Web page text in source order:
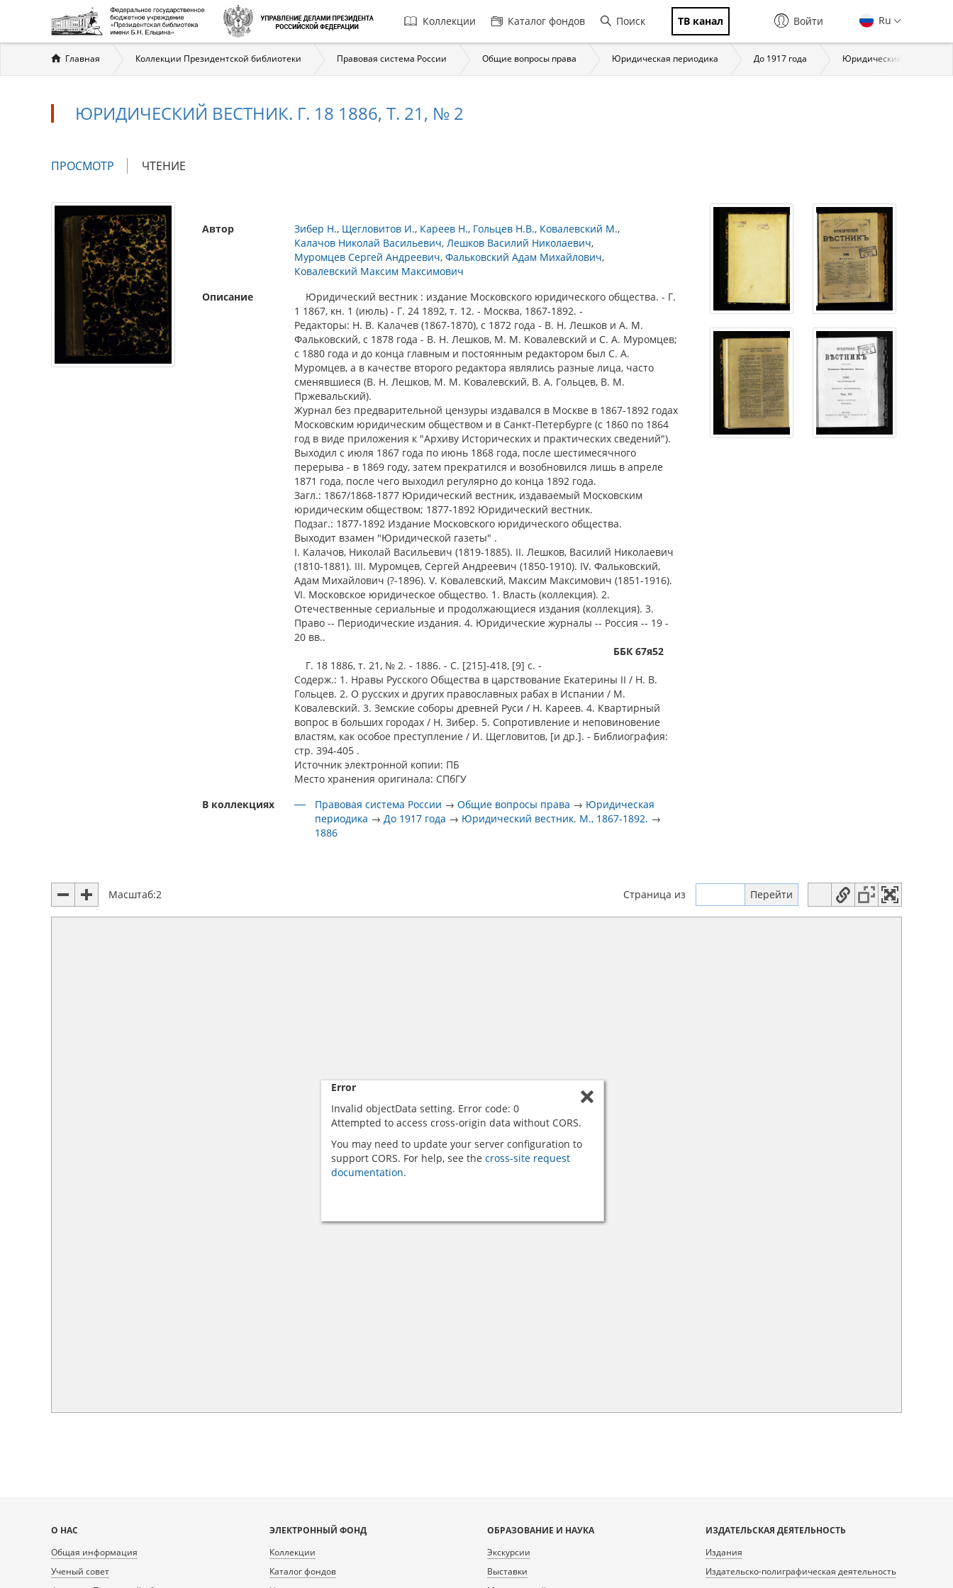
Главная
навигация
Коллекции Каталог фондов Поиск ТВ канал Ru
Войти
Вы
здесь
Главная Коллекции Президентской библиотеки Правовая система России Общие вопросы права Юридическая периодика До 1917 года Юридический вестник.
ЮРИДИЧЕСКИЙ ВЕСТНИК. Г. 18 1886, Т. 21, № 2
Главные
ПРОСМОТР (АКТИВНАЯ
ЧТЕНИЕ
Автор Зибер Н. Щегловитов И. Кареев Н. Гольцев Н.В. Ковалевский М.
Калачов Николай Васильевич Лешков Василий Николаевич
Муромцев Сергей Андреевич Фальковский Адам Михайлович
Ковалевский Максим Максимович
Описание
Юридический вестник : издание Московского юридического общества. - Г.
1 1867, кн. 1 (июль) - Г. 24 1892, т. 12. - Москва, 1867-1892. -
Редакторы: Н. В. Калачев (1867-1870), с 1872 года - В. Н. Лешков и А. М.
Фальковский, с 1878 года - В. Н. Лешков, М. М. Ковалевский и С. А. Муромцев;
с 1880 года и до конца главным и постоянным редактором был С. А.
Муромцев, а в качестве второго редактора являлись разные лица, часто
сменявшиеся (В. Н. Лешков, М. М. Ковалевский, В. А. Гольцев, В. М.
Пржевальский).
Журнал без предварительной цензуры издавался в Москве в 1867-1892 годах
Московским юридическим обществом и в Санкт-Петербурге (с 1860 по 1864
год в виде приложения к "Архиву Исторических и практических сведений").
Выходил с июля 1867 года по июнь 1868 года, после шестимесячного
перерыва - в 1869 году, затем прекратился и возобновился лишь в апреле
1871 года, после чего выходил регулярно до конца 1892 года.
Загл.: 1867/1868-1877 Юридический вестник, издаваемый Московским
юридическим обществом; 1877-1892 Юридический вестник.
Подзаг.: 1877-1892 Издание Московского юридического общества.
Выходит взамен "Юридической газеты" .
I. Калачов, Николай Васильевич (1819-1885). II. Лешков, Василий Николаевич
(1810-1881). III. Муромцев, Сергей Андреевич (1850-1910). IV. Фальковский,
Адам Михайлович (?-1896). V. Ковалевский, Максим Максимович (1851-1916).
VI. Московское юридическое общество. 1. Власть (коллекция). 2.
Отечественные сериальные и продолжающиеся издания (коллекция). 3.
Право -- Периодические издания. 4. Юридические журналы -- Россия -- 19 -
20 вв..
ББК 67я52
Г. 18 1886, т. 21, № 2. - 1886. - С. [215]-418, [9] с. -
Содерж.: 1. Нравы Русского Общества в царствование Екатерины II / Н. В.
Гольцев. 2. О русских и других православных рабах в Испании / М.
Ковалевский. 3. Земские соборы древней Руси / Н. Кареев. 4. Квартирный
вопрос в больших городах / Н. Зибер. 5. Сопротивление и неповиновение
властям, как особое преступление / И. Щегловитов, [и др.]. - Библиография:
стр. 394-405 .
Источник электронной копии: ПБ
Место хранения оригинала: СПбГУ
В коллекциях
Правовая система России →Общие вопросы права → Юридическая
периодика →До 1917 года → Юридический вестник. М., 1867-1892. →
1886
Масштаб:2 Страница из
Error
Invalid objectData setting. Error code: 0
Attempted to access cross-origin data without CORS.
You may need to update your server configuration to
support CORS. For help, see the cross-site request
documentation.
Карта
сайта
О НАС
Общая информация
Ученый совет
ЭЛЕКТРОННЫЙ ФОНД
Коллекции
Каталог фондов
ОБРАЗОВАНИЕ И НАУКА
Экскурсии
Выставки
ИЗДАТЕЛЬСКАЯ ДЕЯТЕЛЬНОСТЬ
Издания
Издательско-полиграфическая деятельность